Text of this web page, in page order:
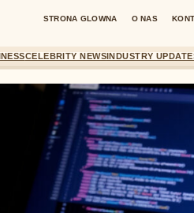
STRONA GLOWNA O NAS
CELEBRITY NEWSINDUSTRY